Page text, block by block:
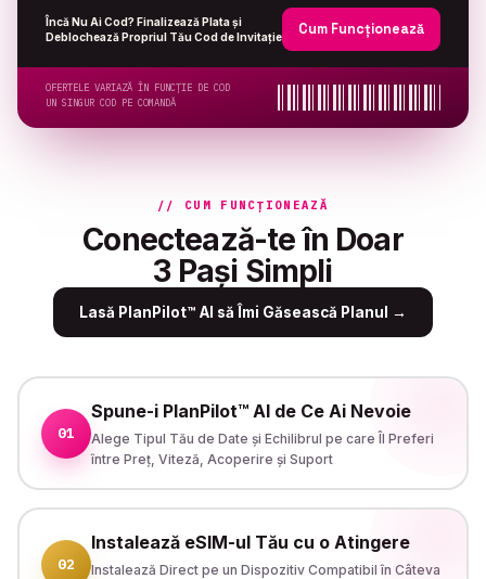
Încă Nu Ai Cod? Finalizează Plata și
Deblochează Propriul Tău Cod de Invitație
Cum Funcționează
OFERTELE VARIAZĂ ÎN FUNCȚIE DE COD
UN SINGUR COD PE COMANDĂ
// CUM FUNCȚIONEAZĂ
Conectează-te în Doar
3 Pași Simpli
Lasă PlanPilot™ AI să Îmi Găsească Planul →
01
Spune-i PlanPilot™ AI de Ce Ai Nevoie
Alege Tipul Tău de Date și Echilibrul pe care Îl Preferi
între Preț, Viteză, Acoperire și Suport
02
Instalează eSIM-ul Tău cu o Atingere
Instalează Direct pe un Dispozitiv Compatibil în Câteva